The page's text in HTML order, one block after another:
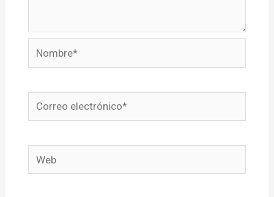
Nombre*
Correo
electrónico*
Web